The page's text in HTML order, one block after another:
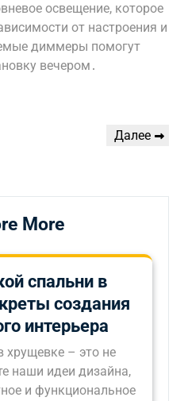
освещение, которое
от настроения и
диммеры помогут
вечером․
Следующая
Далее
More
спальни в
создания
интерьера
хрущевке – это не
наши идеи дизайна,
и функциональное